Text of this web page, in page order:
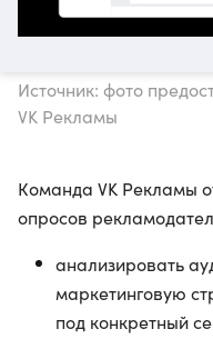
Источник: фото
VK Рекламы
Команда VK Рекламы
опросов
анализировать
маркетинговую
под конкретный